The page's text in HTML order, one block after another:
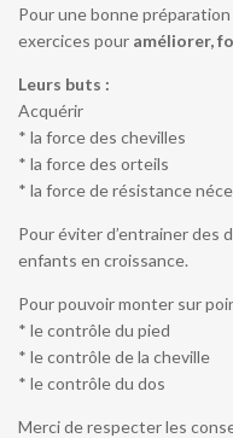
Pour une bonne
exercices pour améliorer,
Leurs buts :
Acquérir
* la force des chevilles
* la force des orteils
* la force de résistance
Pour éviter d’entrainer des
enfants en croissance.
Pour pouvoir monter sur
* le contrôle du pied
* le contrôle de la cheville
* le contrôle du dos
Merci de respecter les